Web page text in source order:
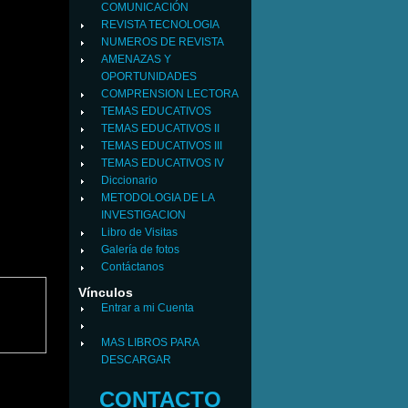
COMUNICACIÓN
REVISTA TECNOLOGIA
NUMEROS DE REVISTA
AMENAZAS Y
OPORTUNIDADES
COMPRENSION LECTORA
TEMAS EDUCATIVOS
TEMAS EDUCATIVOS II
TEMAS EDUCATIVOS III
TEMAS EDUCATIVOS IV
Diccionario
METODOLOGIA DE LA
INVESTIGACION
Libro de Visitas
Galería de fotos
Contáctanos
Vínculos
Entrar a mi Cuenta
MAS LIBROS PARA
DESCARGAR
CONTACTO